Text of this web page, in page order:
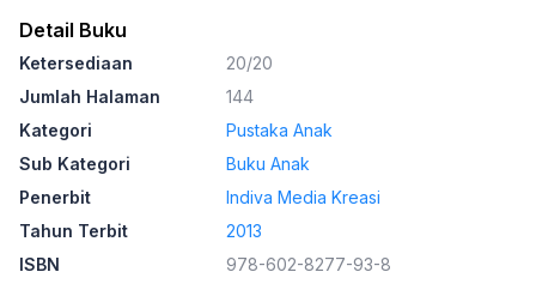
Detail Buku
Ketersediaan
20/20
Jumlah Halaman
144
Kategori
Pustaka Anak
Sub Kategori
Buku Anak
Penerbit
Indiva Media Kreasi
Tahun Terbit
2013
ISBN
978-602-8277-93-8